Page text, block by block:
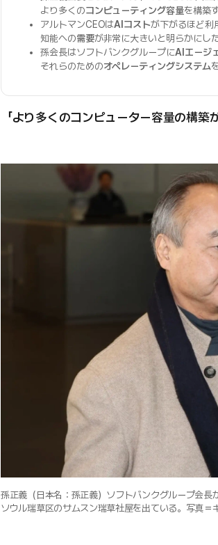
より多くのコンピューティング容量を構築
アルトマンCEOはAIコストが下がるほど利
知能への需要が非常に大きいと明らかにした
孫会長はソフトバンクグループにAIエージ
それらのためのオペレーティングシステム
「より多くのコンピューター容量の構築
孫正義（日本名：孫正義）ソフトバンクグループ会長
ソウル瑞草区のサムスン瑞草社屋を出ている。写真＝